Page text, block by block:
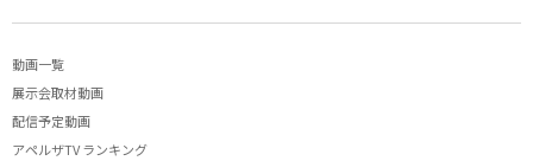
動画一覧
展示会取材動画
配信予定動画
アペルザTV ランキング